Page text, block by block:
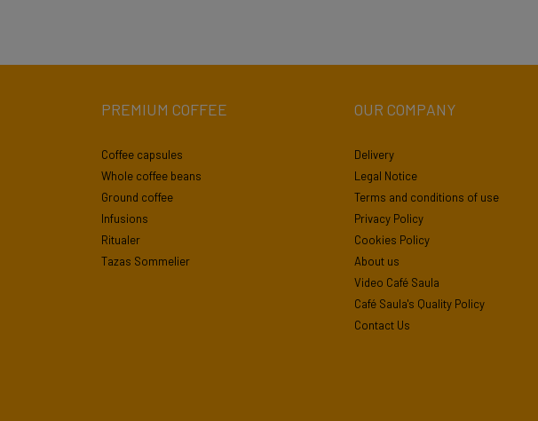
PREMIUM COFFEE
Coffee capsules
Whole coffee beans
Ground coffee
Infusions
Ritualer
Tazas Sommelier
OUR COMPANY
Delivery
Legal Notice
Terms and conditions of use
Privacy Policy
Cookies Policy
About us
Video Café Saula
Café Saula's Quality Policy
Contact Us